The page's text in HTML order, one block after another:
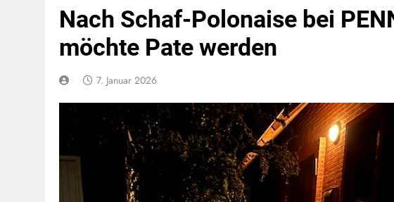
Nach Schaf-Polonaise bei
möchte Pate werden
7. Januar 2026